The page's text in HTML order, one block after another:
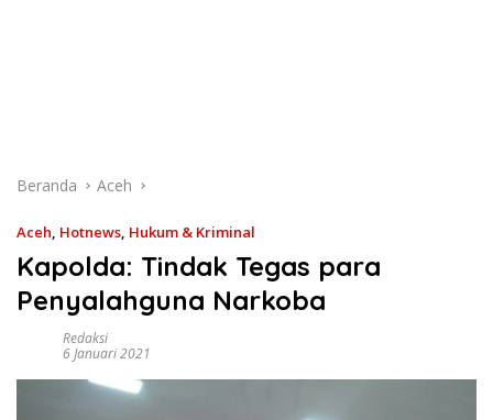
Beranda Aceh
Aceh, Hotnews, Hukum & Kriminal
Kapolda: Tindak Tegas para
Penyalahguna Narkoba
Redaksi
6 Januari 2021